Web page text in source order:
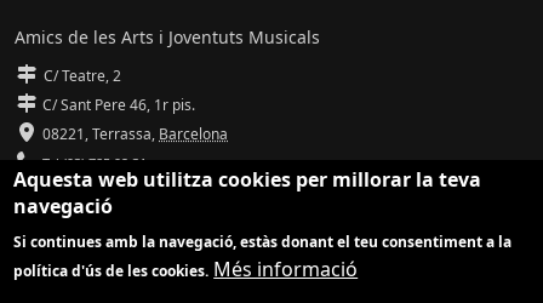
Amics de les Arts i Joventuts Musicals
C/ Teatre, 2
C/ Sant Pere 46, 1r pis.
08221,Terrassa, Barcelona
Tel (93) 785 92 31
info@amicsdelesarts-jjmm.cat
www.amicsdelesarts-jjmm.cat
Aquesta web utilitza cookies per millorar la teva
navegació
Si continues amb la navegació, estàs donant el teu consentiment a la
política d'ús de les cookies. Més informació